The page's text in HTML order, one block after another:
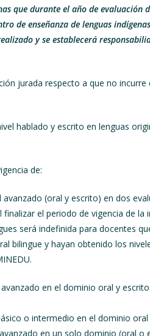
que durante el año de
de enseñanza de lenguas
y se establecerá
jurada respecto a que no incurre
hablado y escrito en lenguas
de:
(oral y escrito) en dos
el periodo de vigencia de la
será indefinida para docentes
bilingue y hayan obtenido los
en el dominio oral y
o intermedio en el dominio
en un solo dominio (oral o